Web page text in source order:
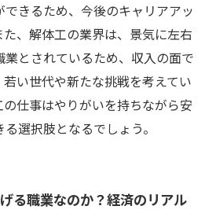
きるため、今後のキャリアアッ
、解体工の業界は、景気に左右
業とされているため、収入の面で
い世代や新たな挑戦を考えてい
仕事はやりがいを持ちながら安
選択肢となるでしょう。
る職業なのか？経済のリアル